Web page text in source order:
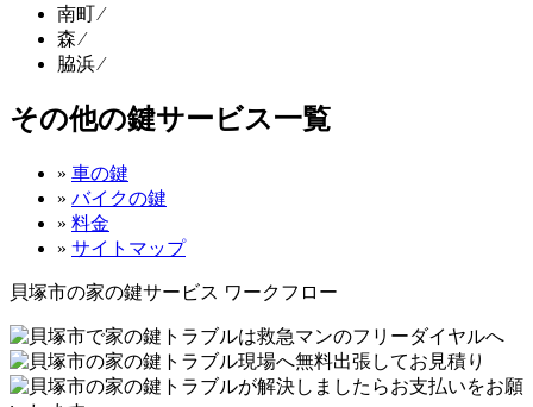
南町 ⁄
森 ⁄
脇浜 ⁄
その他の鍵サービス一覧
» 車の鍵
» バイクの鍵
» 料金
» サイトマップ
貝塚市の家の鍵サービス ワークフロー